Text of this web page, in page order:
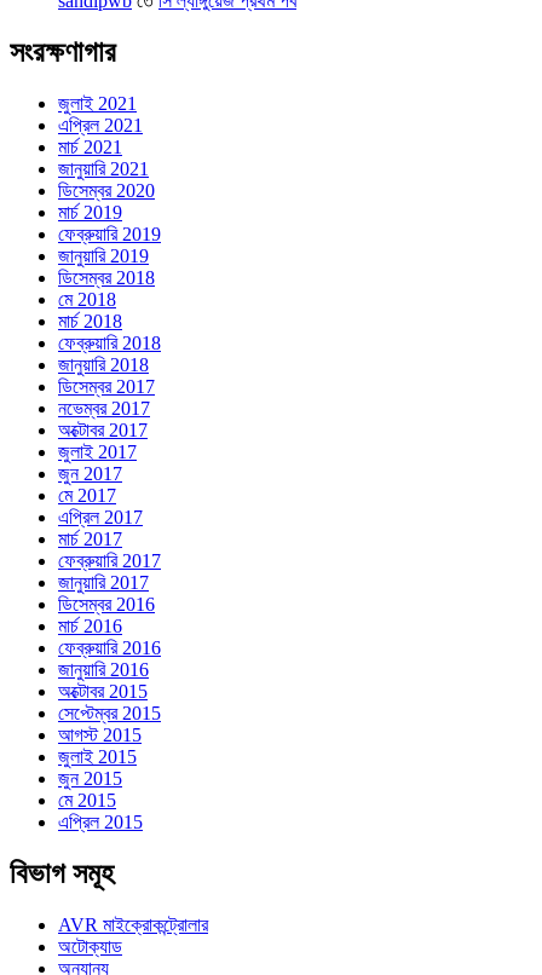
সংরক্ষণাগার
জুলাই 2021
এপ্রিল 2021
মার্চ 2021
জানুয়ারি 2021
ডিসেম্বর 2020
মার্চ 2019
ফেব্রুয়ারি 2019
জানুয়ারি 2019
ডিসেম্বর 2018
মে 2018
মার্চ 2018
ফেব্রুয়ারি 2018
জানুয়ারি 2018
ডিসেম্বর 2017
নভেম্বর 2017
অক্টোবর 2017
জুলাই 2017
জুন 2017
মে 2017
এপ্রিল 2017
মার্চ 2017
ফেব্রুয়ারি 2017
জানুয়ারি 2017
ডিসেম্বর 2016
মার্চ 2016
ফেব্রুয়ারি 2016
জানুয়ারি 2016
অক্টোবর 2015
সেপ্টেম্বর 2015
আগস্ট 2015
জুলাই 2015
জুন 2015
মে 2015
এপ্রিল 2015
বিভাগ সমূহ
AVR মাইক্রোকন্ট্রোলার
অটোক্যাড
অন্যান্য